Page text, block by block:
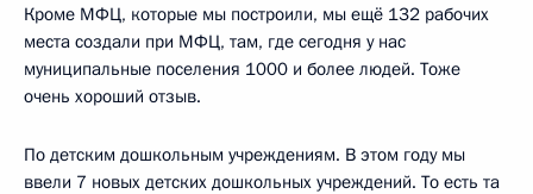
Кроме МФЦ, которые мы построили, мы ещё 132 рабочих
места создали при МФЦ, там, где сегодня у нас
муниципальные поселения 1000 и более людей. Тоже
очень хороший отзыв.
По детским дошкольным учреждениям. В этом году мы
ввели 7 новых детских дошкольных учреждений. То есть та